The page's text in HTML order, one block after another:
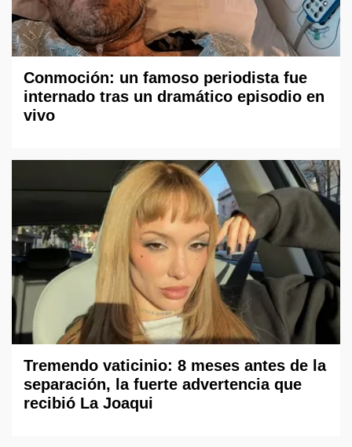
Conmoción: un famoso periodista fue
internado tras un dramático episodio en
vivo
Tremendo vaticinio: 8 meses antes de la
separación, la fuerte advertencia que
recibió La Joaqui